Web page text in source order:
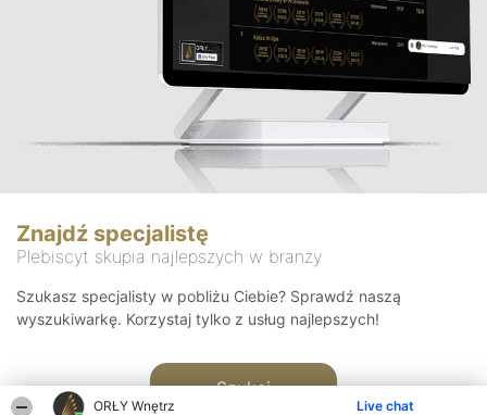
ORŁY Wnętrz Live chat
Znajdź specjalistę
Plebiscyt skupia najlepszych w branży
Szukasz specjalisty w pobliżu Ciebie? Sprawdź naszą
wyszukiwarkę. Korzystaj tylko z usług najlepszych!
Szukaj